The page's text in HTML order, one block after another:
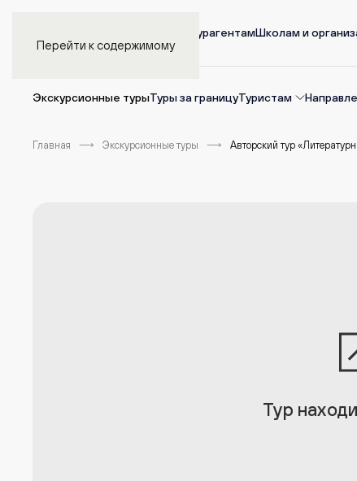
Перейти к содержимому
ТурагентамШколам и
Экскурсионные турыТуры за границуТуристам
Главная Экскурсионные туры Авторский тур
Тур